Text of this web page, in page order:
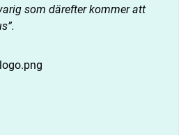
som därefter kommer att